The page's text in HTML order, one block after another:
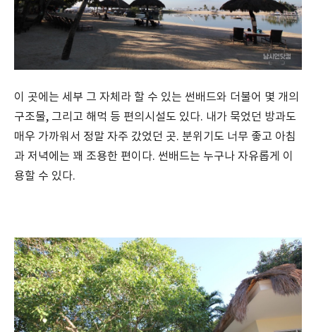
이 곳에는 세부 그 자체라 할 수 있는 썬배드와 더불어 몇 개의
구조물, 그리고 해먹 등 편의시설도 있다. 내가 묵었던 방과도
매우 가까워서 정말 자주 갔었던 곳. 분위기도 너무 좋고 아침
과 저녁에는 꽤 조용한 편이다. 썬배드는 누구나 자유롭게 이
용할 수 있다.